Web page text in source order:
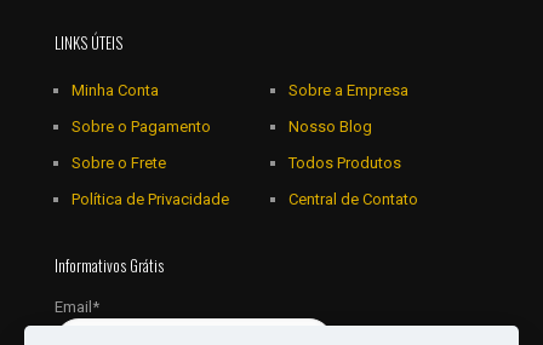
LINKS ÚTEIS
Minha Conta
Sobre o Pagamento
Sobre o Frete
Política de Privacidade
Sobre a Empresa
Nosso Blog
Todos Produtos
Central de Contato
Informativos Grátis
Email*